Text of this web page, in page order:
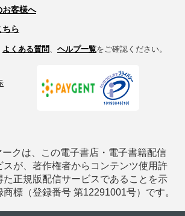
お客様へ
ちら
よくある質問 ヘルプ一覧をご確認ください。
ークは、この電子書店・電子書籍配信
スが、著作権者からコンテンツ使用許
た正規版配信サービスであることを示
商標（登録番号 第12291001号）です。